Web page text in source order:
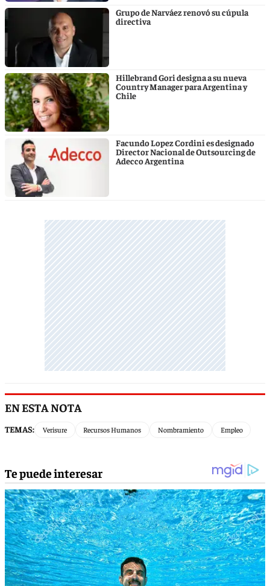
Grupo de Narváez renovó su cúpula
directiva
Hillebrand Gori designa a su nueva
Country Manager para Argentina y
Chile
Facundo Lopez Cordini es designado
Director Nacional de Outsourcing de
Adecco Argentina
EN ESTA NOTA
TEMAS: Verisure Recursos Humanos Nombramiento Empleo